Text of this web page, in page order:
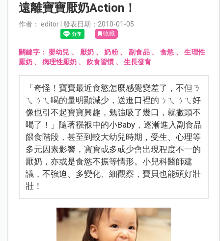
遠離寶寶厭奶Action！
作者： editor | 發表日期：2010-01-05
收藏
關鍵字： 嬰幼兒 、 厭奶 、奶粉、 副食品、 食慾 、生理性
厭奶、 病理性厭奶、 飲食習慣、 生長發育
「奇怪！寶寶最近食慾怎麼感覺變差了，不但ㄋ
ㄟㄋㄟ喝的量明顯減少，送進口裡的ㄋㄟㄋㄟ好
像也引不起寶寶興趣，勉強吸了幾口，就撇頭不
喝了！」隨著襁褓中的小Baby，逐漸進入副食品
餵食階段，甚至到較大幼兒時期，受生、心理等
多元因素影響，寶寶或多或少會出現程度不一的
厭奶，亦或是食慾不振等情形。小兒科醫師建
議，不強迫、多變化、細觀察，寶貝也能頭好壯
壯！